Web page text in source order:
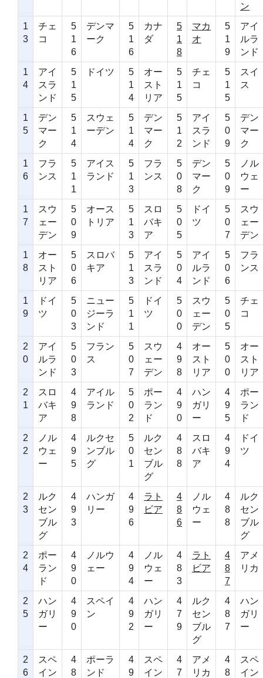
ン
1
3
チェ
コ
5
1
6
デンマ
ーク
5
1
6
カナ
ダ
5
1
8
マカ
オ
5
1
9
アイ
ルラ
ンド
1
4
アイ
スラ
ンド
5
1
5
ドイツ
5
1
4
オー
スト
リア
5
1
5
チェ
コ
5
1
5
スイ
ス
1
5
デン
マー
ク
5
1
4
スウェ
ーデン
5
1
4
デン
マー
ク
5
1
2
アイ
スラ
ンド
5
0
9
デン
マー
ク
1
6
フラ
ンス
5
1
1
アイス
ランド
5
1
3
フラ
ンス
5
0
8
デン
マー
ク
5
0
9
ノル
ウェ
ー
1
7
スウ
ェー
デン
5
0
9
オース
トリア
5
1
3
スロ
バキ
ア
5
0
5
ドイ
ツ
5
0
7
スウ
ェー
デン
1
8
オー
スト
リア
5
0
6
スロバ
キア
5
1
3
アイ
スラ
ンド
5
0
4
アイ
ルラ
ンド
5
0
6
フラ
ンス
1
9
ドイ
ツ
5
0
3
ニュー
ジーラ
ンド
5
1
1
ドイ
ツ
5
0
0
スウ
ェー
デン
5
0
5
チェ
コ
2
0
アイ
ルラ
ンド
5
0
3
フラン
ス
5
0
7
スウ
ェー
デン
4
9
8
オー
スト
リア
5
0
0
オー
スト
リア
2
1
スロ
バキ
ア
4
9
8
アイル
ランド
5
0
2
ポー
ラン
ド
4
9
0
ハン
ガリ
ー
4
9
5
ポー
ラン
ド
2
2
ノル
ウェ
ー
4
9
5
ルクセ
ンブル
グ
5
0
1
ルク
セン
ブル
グ
4
8
8
スロ
バキ
ア
4
9
4
ドイ
ツ
2
3
ルク
セン
ブル
グ
4
9
3
ハンガ
リー
4
9
6
ラト
ビア
4
8
6
ノル
ウェ
ー
4
8
8
ルク
セン
ブル
グ
2
4
ポー
ラン
ド
4
9
0
ノルウ
ェー
4
9
4
ノル
ウェ
ー
4
8
3
ラト
ビア
4
8
7
アメ
リカ
2
5
ハン
ガリ
ー
4
9
0
スペイ
ン
4
9
2
ハン
ガリ
ー
4
7
9
ルク
セン
ブル
グ
4
8
7
ハン
ガリ
ー
2
6
スペ
イン
4
8
ポーラ
ンド
4
9
スペ
イン
4
7
アメ
リカ
4
8
スペ
イン